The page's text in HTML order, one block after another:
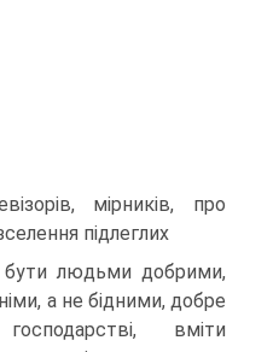
мірників, про
підлеглих
бути людьми добрими,
а не бідними, добре
вміти